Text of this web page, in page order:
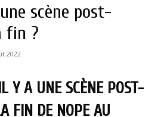
scène post-
fin ?
2022
Y A UNE SCÈNE POST-
FIN DE NOPE AU